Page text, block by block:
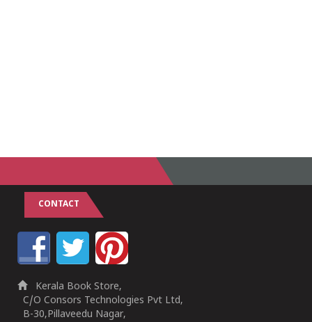
CONTACT
Kerala Book Store,
C/O Consors Technologies Pvt Ltd,
B-30,Pillaveedu Nagar,